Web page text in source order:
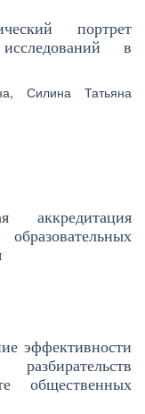
портрет
в
, Силина Татьяна
аккредитация
эффективности
общественных